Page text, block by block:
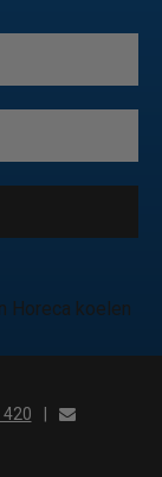
Horeca koelen
420